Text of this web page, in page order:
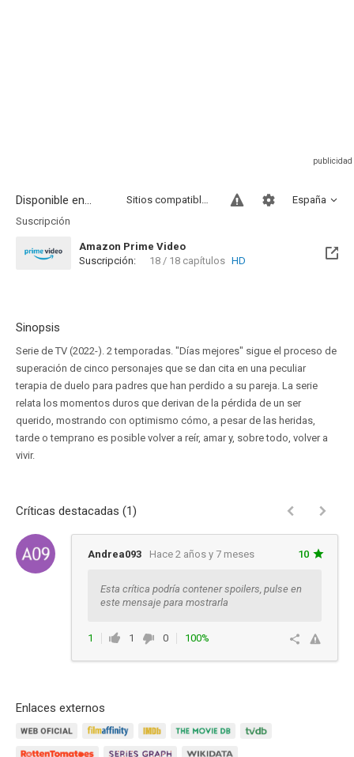
Disponible en... España
Sitios compatibles
Suscripción
Amazon Prime Video
Suscripción:
18 / 18 capítulos HD
Sinopsis
Serie de TV (2022-). 2 temporadas. "Días mejores" sigue el proceso de
superación de cinco personajes que se dan cita en una peculiar
terapia de duelo para padres que han perdido a su pareja. La serie
relata los momentos duros que derivan de la pérdida de un ser
querido, mostrando con optimismo cómo, a pesar de las heridas,
tarde o temprano es posible volver a reír, amar y, sobre todo, volver a
vivir.
Críticas destacadas (1)
Andrea093 Hace 2 años y 7 meses 10
Esta crítica podría contener spoilers, pulse en
este mensaje para mostrarla
1 1 0
100%
Enlaces externos